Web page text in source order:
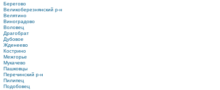
Берегово
Великоберезнянский р-н
Велятино
Виноградово
Воловец
Драгобрат
Дубовое
Жденеево
Кострино
Межгорье
Мукачево
Пашковцы
Перечинский р-н
Пилипец
Подобовец